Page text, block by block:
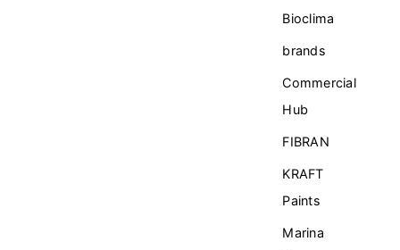
Bioclima
brands
Commercial
Ηub
FIBRAN
KRAFT
Paints
Marina